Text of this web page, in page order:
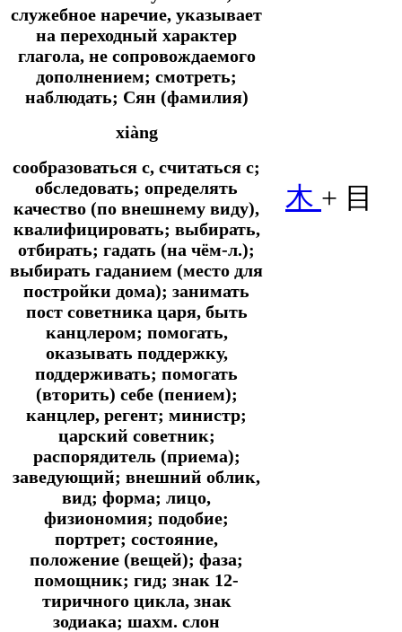
служебное наречие, указывает
на переходный характер
глагола, не сопровождаемого
дополнением; смотреть;
наблюдать; Сян (фамилия)
xiàng
сообразоваться с, считаться с;
обследовать; определять
качество (по внешнему виду),
квалифицировать; выбирать,
отбирать; гадать (на чём-л.);
выбирать гаданием (место для
постройки дома); занимать
пост советника царя, быть
канцлером; помогать,
оказывать поддержку,
поддерживать; помогать
(вторить) себе (пением);
канцлер, регент; министр;
царский советник;
распорядитель (приема);
заведующий; внешний облик,
вид; форма; лицо,
физиономия; подобие;
портрет; состояние,
положение (вещей); фаза;
помощник; гид; знак 12-
тиричного цикла, знак
зодиака; шахм. слон
木 + 目